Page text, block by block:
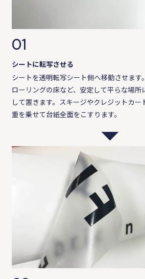
01
シートに転写させる
シートを透明転写シート側へ移動させます
ローリングの床など、安定して平らな場所
して置きます。スキージやクレジットカ
重を乗せて台紙全面をこすります。